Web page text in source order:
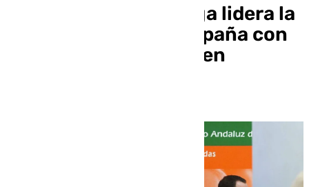
La provincia de Málaga lidera la
subida del paro en España con
2.274 desempleados en